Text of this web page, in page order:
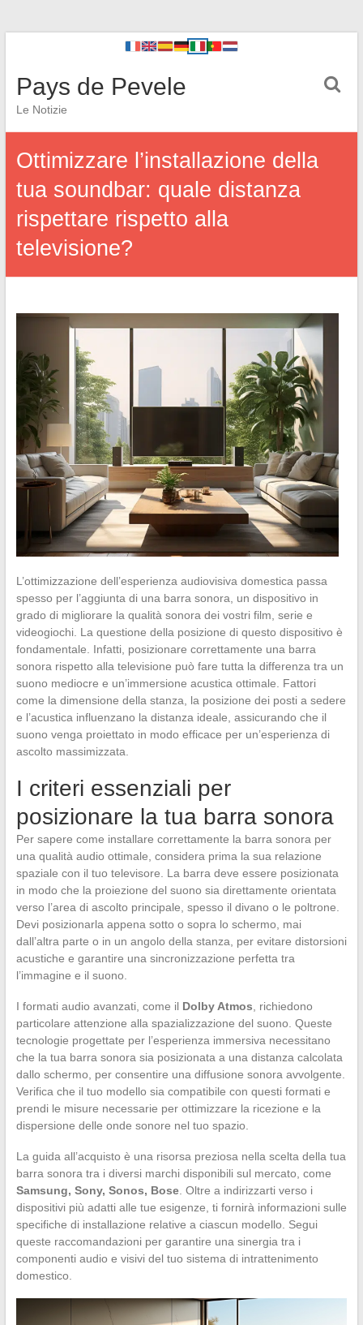
Pays de Pevele
Le Notizie
Ottimizzare l’installazione della
tua soundbar: quale distanza
rispettare rispetto alla
televisione?
L’ottimizzazione dell’esperienza audiovisiva domestica passa
spesso per l’aggiunta di una barra sonora, un dispositivo in
grado di migliorare la qualità sonora dei vostri film, serie e
videogiochi. La questione della posizione di questo dispositivo è
fondamentale. Infatti, posizionare correttamente una barra
sonora rispetto alla televisione può fare tutta la differenza tra un
suono mediocre e un’immersione acustica ottimale. Fattori
come la dimensione della stanza, la posizione dei posti a sedere
e l’acustica influenzano la distanza ideale, assicurando che il
suono venga proiettato in modo efficace per un’esperienza di
ascolto massimizzata.
I criteri essenziali per
posizionare la tua barra sonora
Per sapere come installare correttamente la barra sonora per
una qualità audio ottimale, considera prima la sua relazione
spaziale con il tuo televisore. La barra deve essere posizionata
in modo che la proiezione del suono sia direttamente orientata
verso l’area di ascolto principale, spesso il divano o le poltrone.
Devi posizionarla appena sotto o sopra lo schermo, mai
dall’altra parte o in un angolo della stanza, per evitare distorsioni
acustiche e garantire una sincronizzazione perfetta tra
l’immagine e il suono.
I formati audio avanzati, come il Dolby Atmos , richiedono
particolare attenzione alla spazializzazione del suono. Queste
tecnologie progettate per l’esperienza immersiva necessitano
che la tua barra sonora sia posizionata a una distanza calcolata
dallo schermo, per consentire una diffusione sonora avvolgente.
Verifica che il tuo modello sia compatibile con questi formati e
prendi le misure necessarie per ottimizzare la ricezione e la
dispersione delle onde sonore nel tuo spazio.
La guida all’acquisto è una risorsa preziosa nella scelta della tua
barra sonora tra i diversi marchi disponibili sul mercato, come
Samsung, Sony, Sonos, Bose. Oltre a indirizzarti verso i
dispositivi più adatti alle tue esigenze, ti fornirà informazioni sulle
specifiche di installazione relative a ciascun modello. Segui
queste raccomandazioni per garantire una sinergia tra i
componenti audio e visivi del tuo sistema di intrattenimento
domestico.